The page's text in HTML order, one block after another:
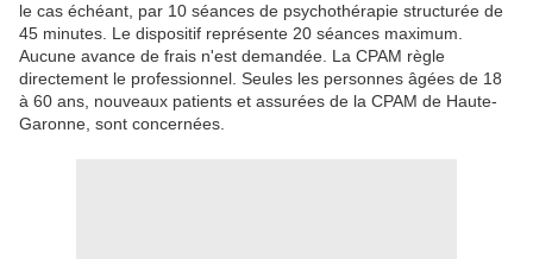
le cas échéant, par 10 séances de psychothérapie structurée de
45 minutes. Le dispositif représente 20 séances maximum.
Aucune avance de frais n'est demandée. La CPAM règle
directement le professionnel. Seules les personnes âgées de 18
à 60 ans, nouveaux patients et assurées de la CPAM de Haute-
Garonne, sont concernées.